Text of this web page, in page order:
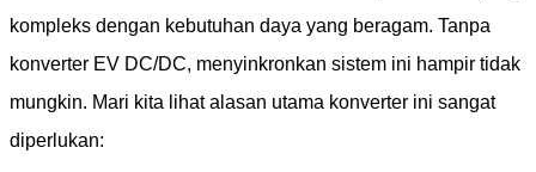
kompleks dengan kebutuhan daya yang beragam. Tanpa
konverter EV DC/DC, menyinkronkan sistem ini hampir tidak
mungkin. Mari kita lihat alasan utama konverter ini sangat
diperlukan: